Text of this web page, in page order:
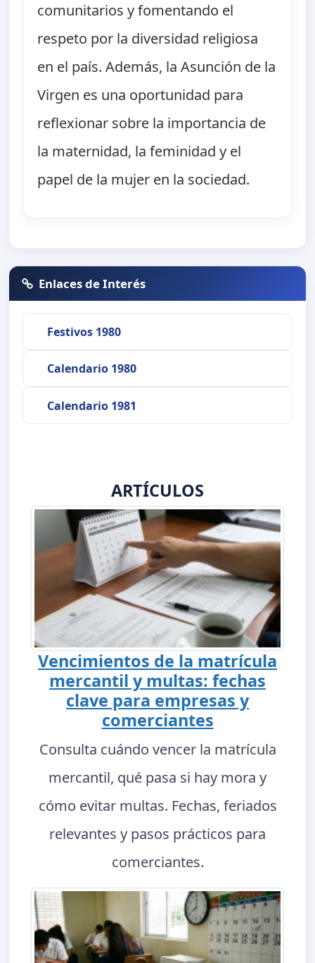
comunitarios y fomentando el
respeto por la diversidad religiosa
en el país. Además, la Asunción de la
Virgen es una oportunidad para
reflexionar sobre la importancia de
la maternidad, la feminidad y el
papel de la mujer en la sociedad.
Enlaces de Interés
Festivos 1980
Calendario 1980
Calendario 1981
ARTÍCULOS
Vencimientos de la matrícula
mercantil y multas: fechas
clave para empresas y
comerciantes
Consulta cuándo vencer la matrícula
mercantil, qué pasa si hay mora y
cómo evitar multas. Fechas, feriados
relevantes y pasos prácticos para
comerciantes.